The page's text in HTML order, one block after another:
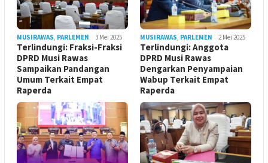
MUSIRAWAS PARLEMEN 3 Mei 2025
Terlindungi: Fraksi-Fraksi
DPRD Musi Rawas
Sampaikan Pandangan
Umum Terkait Empat
Raperda
MUSIRAWAS PARLEMEN 2 Mei 2025
Terlindungi: Anggota
DPRD Musi Rawas
Dengarkan Penyampaian
Wabup Terkait Empat
Raperda